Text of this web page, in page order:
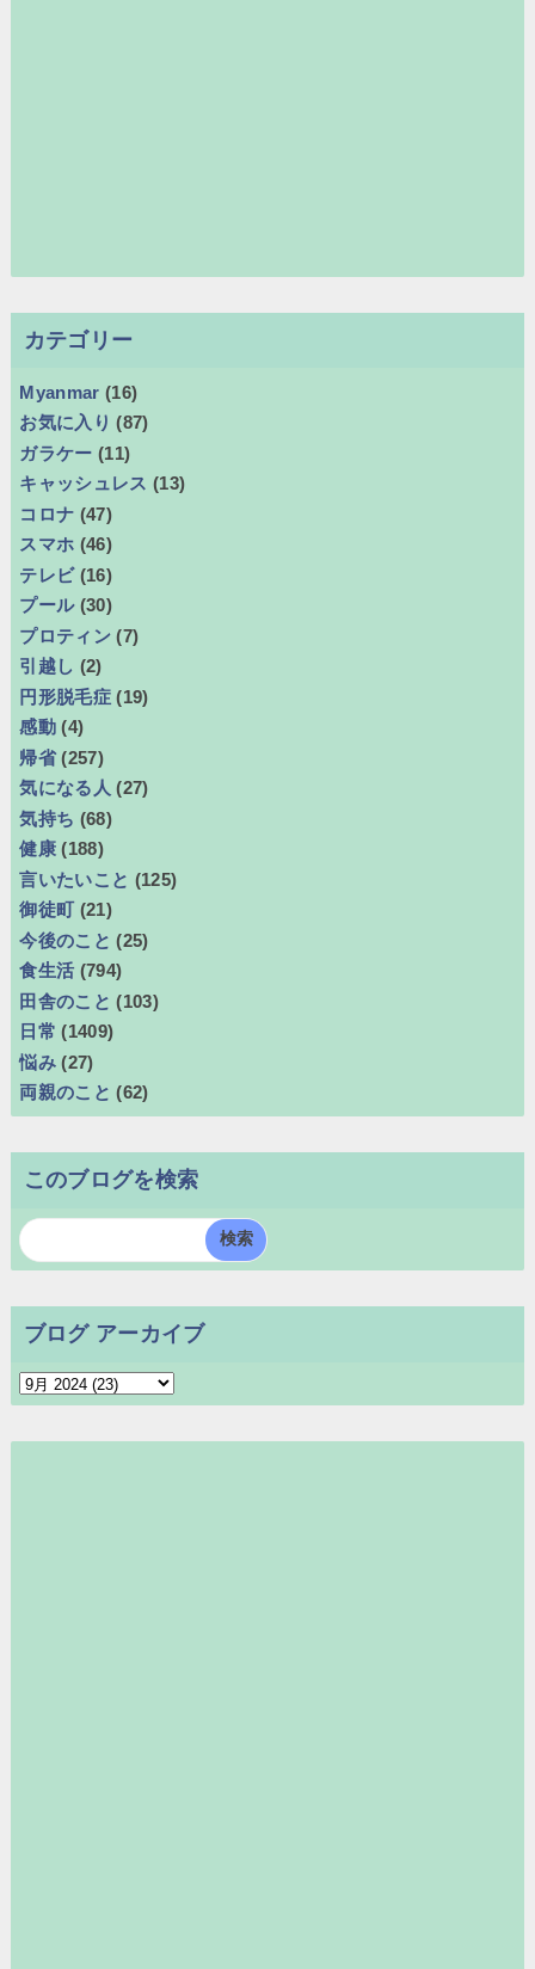
カテゴリー
Myanmar (16)
お気に入り (87)
ガラケー (11)
キャッシュレス (13)
コロナ (47)
スマホ (46)
テレビ (16)
プール (30)
プロティン (7)
引越し (2)
円形脱毛症 (19)
感動 (4)
帰省 (257)
気になる人 (27)
気持ち (68)
健康 (188)
言いたいこと (125)
御徒町 (21)
今後のこと (25)
食生活 (794)
田舎のこと (103)
日常 (1409)
悩み (27)
両親のこと (62)
このブログを検索
ブログ アーカイブ